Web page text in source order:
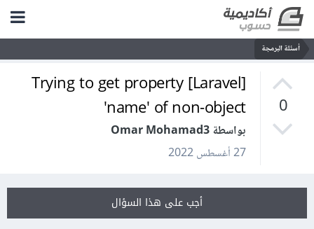
أسئلة البرمجة
0
[Laravel] Trying to get property
'name' of non-object
بواسطة Omar Mohamad3
27 أغسطس 2022
أجب على هذا السؤال